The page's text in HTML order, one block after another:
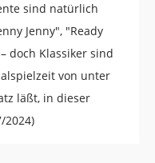
sind natürlich
Jenny", "Ready
doch Klassiker sind
von unter
läßt, in dieser
2024)